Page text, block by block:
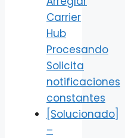
Carrier
Hub
Procesando
Solicita
notificaciones
constantes
[Solucionado]
–